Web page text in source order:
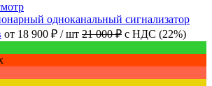
одноканальный сигнализатор
от 18 900 ₽ / шт 21 000 ₽ с НДС (22%)